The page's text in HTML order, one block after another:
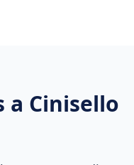
a Cinisello